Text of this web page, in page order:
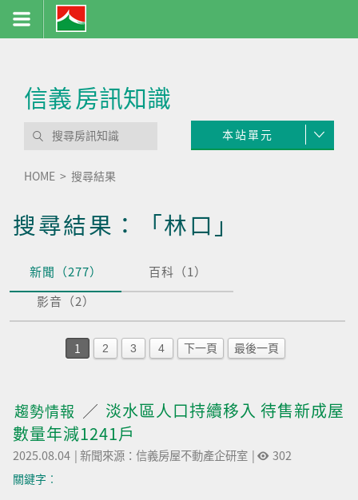
信義房訊知識
本站單元
HOME 搜尋結果
搜尋結果：「林口」
新聞（277）
百科（1）
影音（2）
1 2 3 4 下一頁 最後一頁
趨勢情報
淡水區人口持續移入 待售新成屋
數量年減1241戶
2025.08.04 |新聞來源：信義房屋不動產企研室 | 302
關鍵字︰